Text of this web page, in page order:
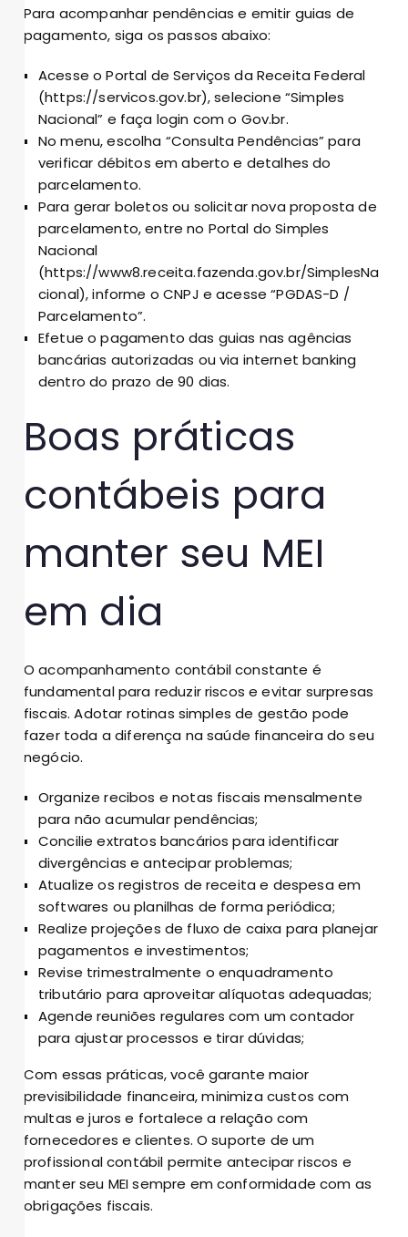
Para acompanhar pendências e emitir guias de
pagamento, siga os passos abaixo:
Acesse o Portal de Serviços da Receita Federal
(https://servicos.gov.br), selecione “Simples
Nacional” e faça login com o Gov.br.
No menu, escolha “Consulta Pendências” para
verificar débitos em aberto e detalhes do
parcelamento.
Para gerar boletos ou solicitar nova proposta de
parcelamento, entre no Portal do Simples
Nacional
(https://www8.receita.fazenda.gov.br/SimplesNa
cional), informe o CNPJ e acesse “PGDAS-D /
Parcelamento”.
Efetue o pagamento das guias nas agências
bancárias autorizadas ou via internet banking
dentro do prazo de 90 dias.
Boas práticas
contábeis para
manter seu MEI
em dia
O acompanhamento contábil constante é
fundamental para reduzir riscos e evitar surpresas
fiscais. Adotar rotinas simples de gestão pode
fazer toda a diferença na saúde financeira do seu
negócio.
Organize recibos e notas fiscais mensalmente
para não acumular pendências;
Concilie extratos bancários para identificar
divergências e antecipar problemas;
Atualize os registros de receita e despesa em
softwares ou planilhas de forma periódica;
Realize projeções de fluxo de caixa para planejar
pagamentos e investimentos;
Revise trimestralmente o enquadramento
tributário para aproveitar alíquotas adequadas;
Agende reuniões regulares com um contador
para ajustar processos e tirar dúvidas;
Com essas práticas, você garante maior
previsibilidade financeira, minimiza custos com
multas e juros e fortalece a relação com
fornecedores e clientes. O suporte de um
profissional contábil permite antecipar riscos e
manter seu MEI sempre em conformidade com as
obrigações fiscais.